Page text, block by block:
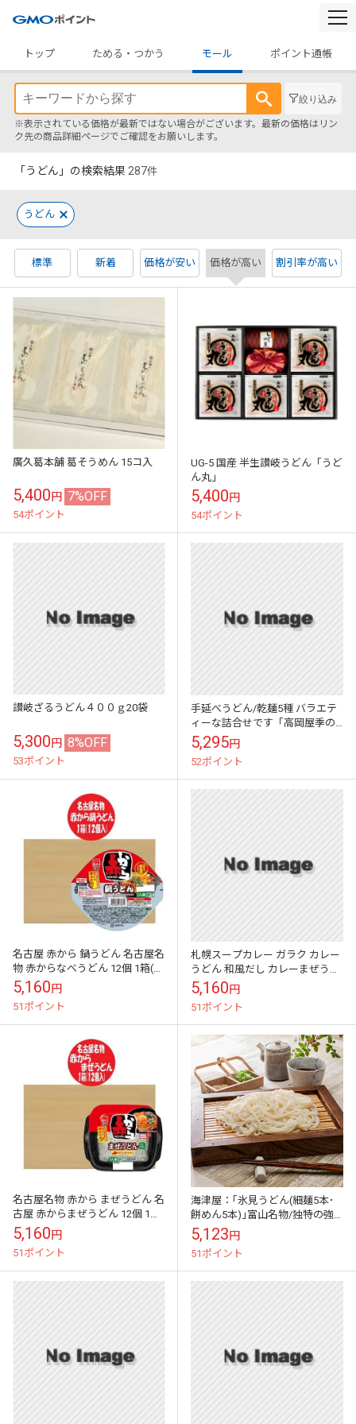
トップ
ためる・つかう モール ポイント通帳
絞り込み
※表示されている価格が最新ではない場合がございます。最新の価格はリン
ク先の商品詳細ページでご確認をお願いします。
「うどん」の検索結果 287件
うどん
標準 新着 価格が安い 価格が高い 割引率が高い
廣久葛本舗 葛そうめん 15コ入
5,400円 7%OFF
54ポイント
UG-5 国産 半生讃岐うどん「うど
ん丸」
5,400円
54ポイント
讃岐ざるうどん４００ｇ20袋
5,300円 8%OFF
53ポイント
手延べうどん/乾麺5種 バラエテ
ィーな詰合せです「高岡屋季の
特選B11」氷見うどん高岡屋本舗
5,295円
52ポイント
名古屋 赤から 鍋うどん 名古屋名
物 赤からなべうどん 12個 1箱(1
ケース) あかから 鍋 うどん 麺類
惣菜 IH・ガス 使...
5,160円
51ポイント
札幌スープカレー ガラク カレー
うどん 和風だし カレーまぜうど
ん 1箱（12個入） GARAKU カレ
ー うどん 麺類 惣菜 電...
5,160円
51ポイント
名古屋名物 赤から まぜうどん 名
古屋 赤からまぜうどん 12個 1箱
(1ケース) あかから 混ぜ うどん
麺類 惣菜 電子レンジ...
5,160円
51ポイント
海津屋：｢氷見うどん(細麺5本･
餅めん5本)｣富山名物/独特の強
いこしと粘りが自慢
5,123円
51ポイント